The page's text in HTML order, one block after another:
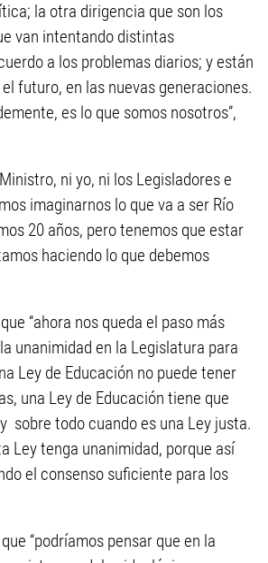
la otra dirigencia que son los
van intentando distintas
a los problemas diarios; y están
futuro, en las nuevas generaciones.
es lo que somos nosotros”,
ni yo, ni los Legisladores e
imaginarnos lo que va a ser Río
20 años, pero tenemos que estar
haciendo lo que debemos
“ahora nos queda el paso más
unanimidad en la Legislatura para
Ley de Educación no puede tener
una Ley de Educación tiene que
sobre todo cuando es una Ley justa.
Ley tenga unanimidad, porque así
el consenso suficiente para los
“podríamos pensar que en la